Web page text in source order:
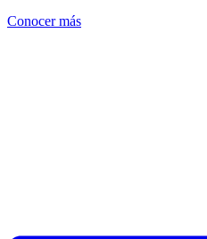
Conocer más